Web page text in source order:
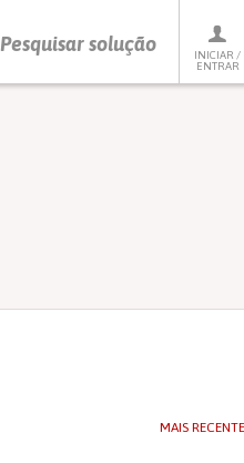
Pesquisar solução
INICIAR /
ENTRAR
MAIS